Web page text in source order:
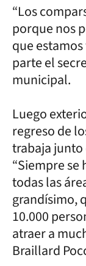
“Los
porque nos
que
parte el
municipal.
Luego
regreso de
trabaja
“Siempre
todas las
grandísimo,
10.000
atraer a
Braillard